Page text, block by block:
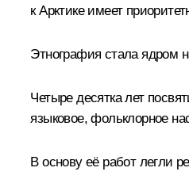
к Арктике имеет
Этнография стала ядром
Четыре десятка лет
языковое, фольклорное
В основу её работ легли